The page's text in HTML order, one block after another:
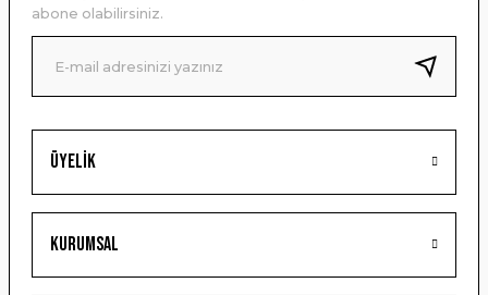
Ürün fiyatı diğer sitelerden daha pahalı.
Bu ürüne benzer farklı alternatifler olmalı.
Gönder
Üyelik
Kurumsal
abone olabilirsiniz.